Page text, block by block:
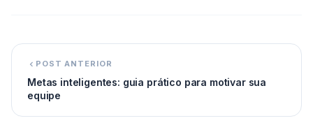
POST ANTERIOR
Metas inteligentes: guia prático para motivar sua
equipe